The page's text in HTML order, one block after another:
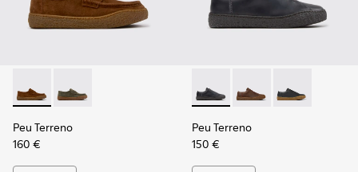
Peu Terreno - K101135-002 - Mocasines de ante marrón
Peu Terreno - K101135-004
Peu Terreno
160 €
Peu Terreno - K100927-020
Peu Terreno -Peu Terreno -
Peu Terreno
150 €